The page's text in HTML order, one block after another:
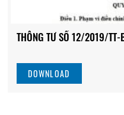
THÔNG TƯ SỐ 12/2019/TT-
DOWNLOAD